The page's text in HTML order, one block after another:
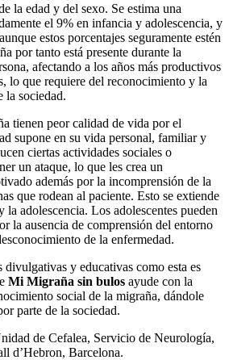
la edad y del sexo. Se estima una
el 9% en infancia y adolescencia, y
estos porcentajes seguramente estén
por tanto está presente durante la
afectando a los años más productivos
lo que requiere del reconocimiento y la
la sociedad.
tienen peor calidad de vida por el
supone en su vida personal, familiar y
ciertas actividades sociales o
un ataque, lo que les crea un
además por la incomprensión de la
que rodean al paciente. Esto se extiende
la adolescencia. Los adolescentes pueden
la ausencia de comprensión del entorno
de la enfermedad.
divulgativas y educativas como esta es
Mi Migraña sin bulos ayude con la
social de la migraña, dándole
parte de la sociedad.
de Cefalea, Servicio de Neurología,
d’Hebron, Barcelona.